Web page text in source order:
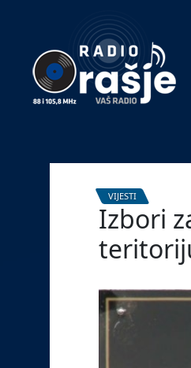
website!
VIJESTI
Izbori